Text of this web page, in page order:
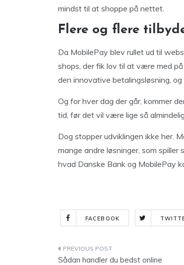
mindst til at shoppe på nettet.
Flere og flere
Da MobilePay blev rullet ud til
shops, der fik lov til at være med
den innovative betalingsløsning,
Og for hver dag der går, kommer
tid, før det vil være lige så
Dog stopper udviklingen ikke her.
mange andre løsninger, som
hvad Danske Bank og MobilePay
FACEBOOK
Indlægsnavigation
Sådan handler du bedst online